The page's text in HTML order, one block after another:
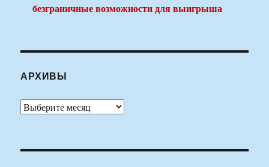
безграничные возможности для выигрыша
АРХИВЫ
Архивы